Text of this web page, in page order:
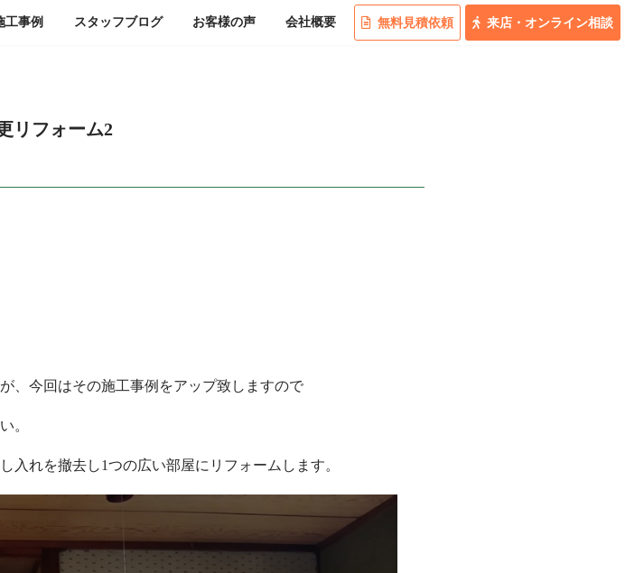
無料 見積依頼 来店 ・ オンライン相談
工事例 スタッフブログ お客様の声 会社概要
リフォーム2
、今回はその施工事例をアップ致しますので
。
れを撤去し1つの広い部屋にリフォームします。